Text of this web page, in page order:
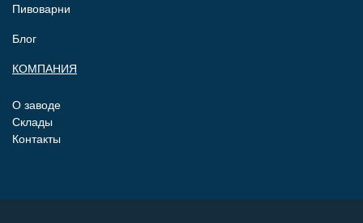
Пивоварни
Блог
КОМПАНИЯ
О заводе
Склады
Контакты